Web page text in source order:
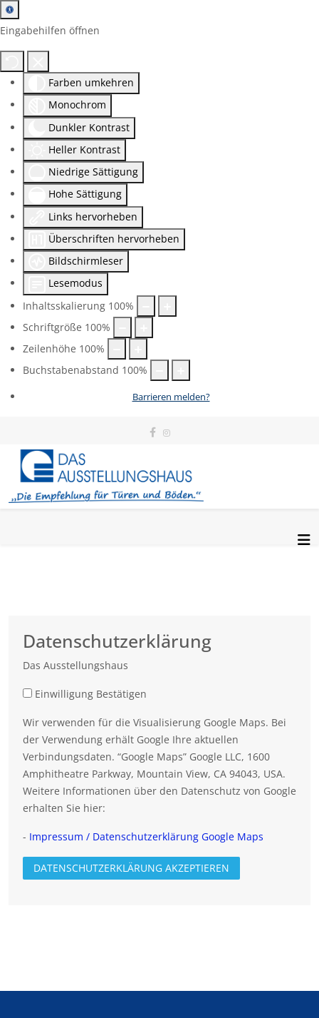
Eingabehilfen öffnen
Farben umkehren
Monochrom
Dunkler Kontrast
Heller Kontrast
Niedrige Sättigung
Hohe Sättigung
Links hervorheben
Überschriften hervorheben
Bildschirmleser
Lesemodus
Inhaltsskalierung 100%
Schriftgröße 100%
Zeilenhöhe 100%
Buchstabenabstand 100%
Barrieren melden?
Datenschutzerklärung
Das Ausstellungshaus
Einwilligung Bestätigen
Wir verwenden für die Visualisierung Google Maps. Bei
der Verwendung erhält Google Ihre aktuellen
Verbindungsdaten. “Google Maps” Google LLC, 1600
Amphitheatre Parkway, Mountain View, CA 94043, USA.
Weitere Informationen über den Datenschutz von Google
erhalten Sie hier:
- Impressum / Datenschutzerklärung Google Maps